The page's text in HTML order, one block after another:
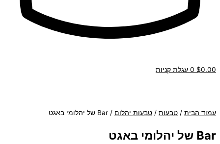
$0.00
0 עגלת קניות
עמוד הבית / טבעות / טבעות יהלום / Bar של יהלומי באגט
Bar של יהלומי באגט